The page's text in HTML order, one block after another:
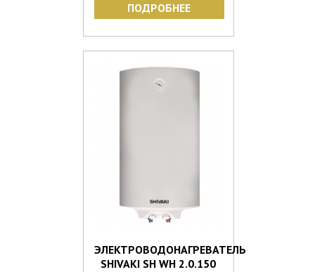
ПОДРОБНЕЕ
ЭЛЕКТРОВОДОНАГРЕВАТЕЛЬ
SHIVAKI SH WH 2.0.150